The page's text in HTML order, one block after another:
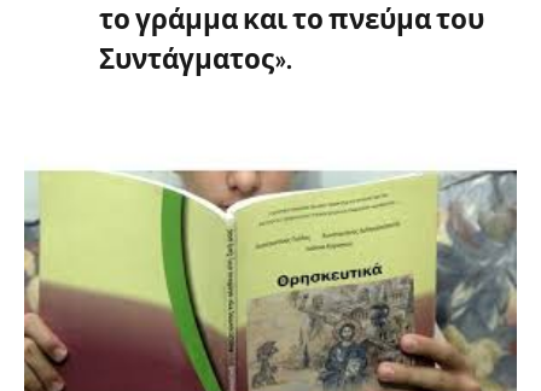
το γράμμα και το πνεύμα του
Συντάγματος».